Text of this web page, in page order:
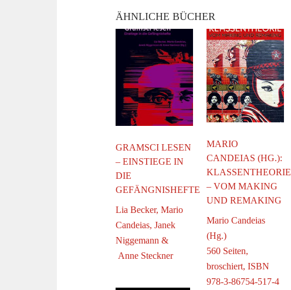
ÄHNLICHE BÜCHER
GRAMSCI LESEN
– EINSTIEGE IN
DIE
GEFÄNGNISHEFTE
Lia Becker, Mario
Candeias, Janek
Niggemann &
Anne Steckner
MARIO
CANDEIAS (HG.):
KLASSENTHEORIE
– VOM MAKING
UND REMAKING
Mario Candeias
(Hg.)
560 Seiten,
broschiert, ISBN
978-3-86754-517-4